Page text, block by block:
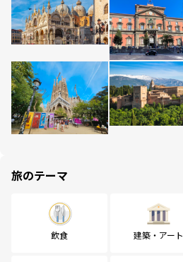
旅のテーマ
飲食 建築・アート